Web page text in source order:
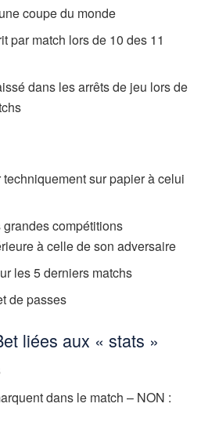
coupe du monde
par match lors de 10 des 11
dans les arrêts de jeu lors de
sur papier à celui
compétitions
à celle de son adversaire
les 5 derniers matchs
de passes
liées aux « stats »
dans le match – NON :